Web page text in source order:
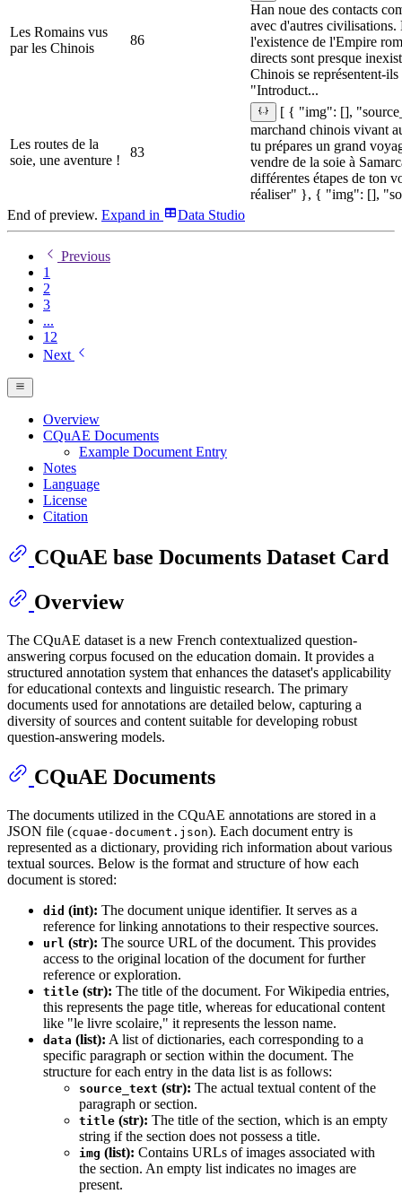
Les Romains vus
par les Chinois
86
Han noue des contacts
avec d'autres
l'existence de l'Empire
directs sont presque
Chinois se représentent-
"Introduct...
Les routes de la
soie, une aventure !
83
[ { "img": [],
marchand chinois vivant
tu prépares un grand
vendre de la soie à
différentes étapes de ton
réaliser" }, { "img": [],
End of preview. Expand in Data Studio
Previous
1
2
3
...
12
Next
Overview
CQuAE Documents
Example Document Entry
Notes
Language
License
Citation
CQuAE base Documents Dataset Card
Overview
The CQuAE dataset is a new French contextualized question-
answering corpus focused on the education domain. It provides a
structured annotation system that enhances the dataset's applicability
for educational contexts and linguistic research. The primary
documents used for annotations are detailed below, capturing a
diversity of sources and content suitable for developing robust
question-answering models.
CQuAE Documents
The documents utilized in the CQuAE annotations are stored in a
JSON file (cquae-document.json). Each document entry is
represented as a dictionary, providing rich information about various
textual sources. Below is the format and structure of how each
document is stored:
did (int): The document unique identifier. It serves as a
reference for linking annotations to their respective sources.
url (str): The source URL of the document. This provides
access to the original location of the document for further
reference or exploration.
title (str): The title of the document. For Wikipedia entries,
this represents the page title, whereas for educational content
like "le livre scolaire," it represents the lesson name.
data (list): A list of dictionaries, each corresponding to a
specific paragraph or section within the document. The
structure for each entry in the data list is as follows:
source_text (str): The actual textual content of the
paragraph or section.
title (str): The title of the section, which is an empty
string if the section does not possess a title.
img (list): Contains URLs of images associated with
the section. An empty list indicates no images are
present.